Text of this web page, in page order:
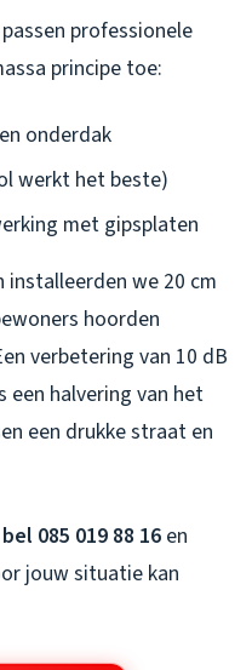
professionele
principe toe:
onderdak
werkt het beste)
met gipsplaten
installeerden we 20 cm
hoorden
verbetering van 10 dB
halvering van het
een drukke straat en
085 019 88 16en
jouw situatie kan